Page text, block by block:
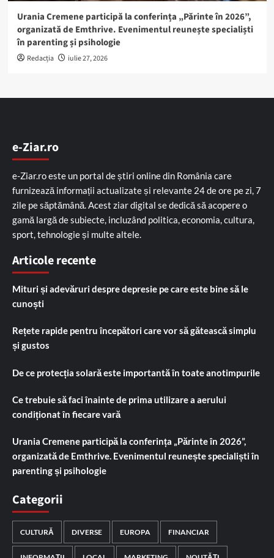
Urania Cremene participă la conferința „Părinte în 2026”,
organizată de Emthrive. Evenimentul reunește specialiști
în parenting și psihologie
Redacția iulie 27, 2026
e-Ziar.ro
e-Ziar.ro este un portal de știri online din România care
furnizează informații actualizate și relevante 24 de ore pe zi, 7
zile pe săptămână. Acest ziar digital se dedică să acopere o
gamă largă de subiecte, incluzând politica, economia, cultura,
sport, tehnologie și multe altele.
Articole recente
Mituri și adevăruri despre depresie pe care este bine să le
cunoști
Rețete rapide pentru începători care vor să gătească simplu
și gustos
De ce protecția solară este importantă în toate anotimpurile
Ce trebuie să faci înainte de prima utilizare a aerului
condiționat în fiecare vară
Urania Cremene participă la conferința „Părinte în 2026”,
organizată de Emthrive. Evenimentul reunește specialiști în
parenting și psihologie
Categorii
CULTURĂ DIVERSE EUROPA FINANCIAR